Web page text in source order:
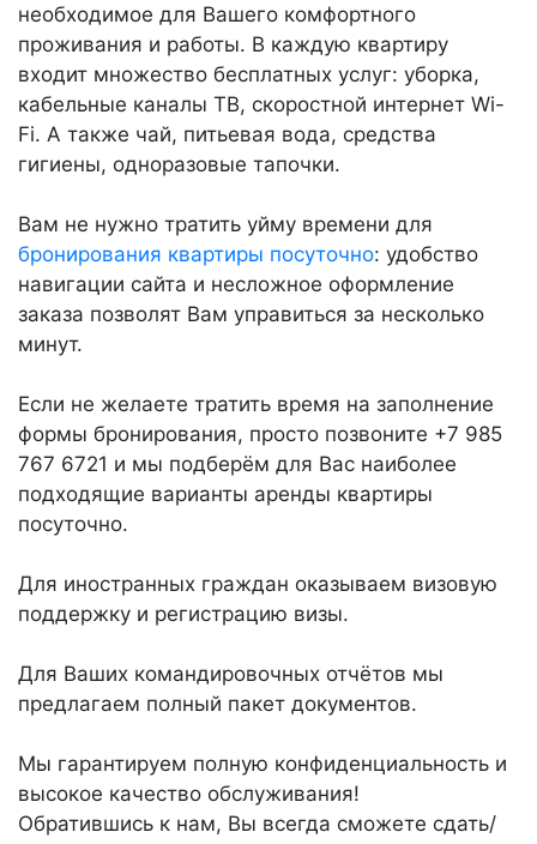
необходимое для Вашего комфортного
проживания и работы. В каждую квартиру
входит множество бесплатных услуг: уборка,
кабельные каналы ТВ, скоростной интернет Wi-
Fi. А также чай, питьевая вода, средства
гигиены, одноразовые тапочки.
Вам не нужно тратить уйму времени для
бронирования квартиры посуточно: удобство
навигации сайта и несложное оформление
заказа позволят Вам управиться за несколько
минут.
Если не желаете тратить время на заполнение
формы бронирования, просто позвоните +7 985
767 6721 и мы подберём для Вас наиболее
подходящие варианты аренды квартиры
посуточно.
Для иностранных граждан оказываем визовую
поддержку и регистрацию визы.
Для Ваших командировочных отчётов мы
предлагаем полный пакет документов.
Мы гарантируем полную конфиденциальность и
высокое качество обслуживания!
Обратившись к нам, Вы всегда сможете сдать/